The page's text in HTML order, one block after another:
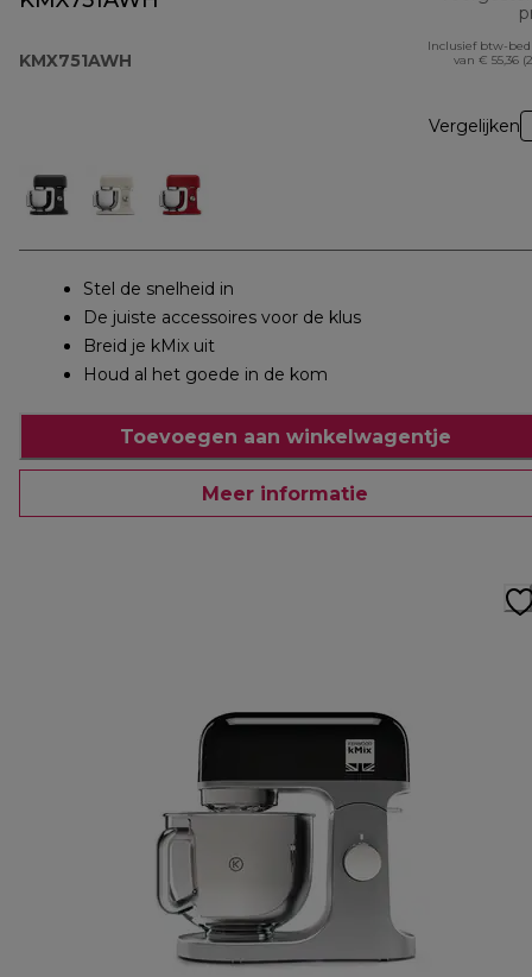
KMX751AWH
Inclusief btw-
van € 55,36
Vergelijken
Stel de snelheid in
De juiste accessoires voor de klus
Breid je kMix uit
Houd al het goede in de kom
Toevoegen aan winkelwagentje
Meer informatie